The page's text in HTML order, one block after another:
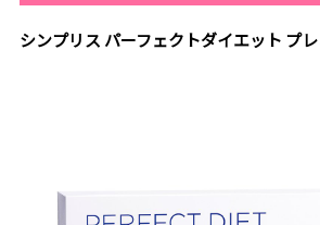
シンプリス パーフェクトダイエット プ